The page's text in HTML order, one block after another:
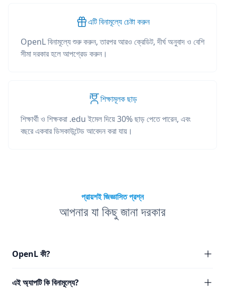
এটি বিনামূল্যে চেষ্টা করুন
OpenL বিনামূল্যে শুরু করুন, তারপর আরও ক্রেডিট, দীর্ঘ অনুবাদ ও বেশি
সীমা দরকার হলে আপগ্রেড করুন।
শিক্ষামূলক ছাড়
শিক্ষার্থী ও শিক্ষকরা .edu ইমেল দিয়ে 30% ছাড় পেতে পারেন, এবং
বছরে একবার ডিসকাউন্টেড আবেদন করা যায়।
প্রায়শই জিজ্ঞাসিত প্রশ্ন
আপনার যা কিছু জানা দরকার
OpenL কী?
এই অ্যাপটি কি বিনামূল্যে?